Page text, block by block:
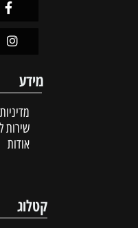
מידע
שירות
אודות
קטלוג